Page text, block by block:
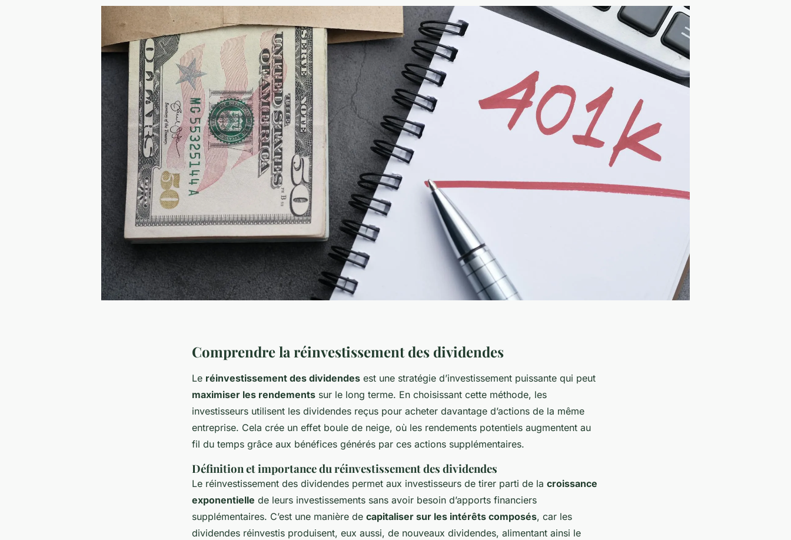
Comprendre la réinvestissement des dividendes
Le réinvestissement des dividendes est une stratégie d’investissement puissante qui peut
maximiser les rendements sur le long terme. En choisissant cette méthode, les
investisseurs utilisent les dividendes reçus pour acheter davantage d’actions de la même
entreprise. Cela crée un effet boule de neige, où les rendements potentiels augmentent au
fil du temps grâce aux bénéfices générés par ces actions supplémentaires.
Définition et importance du réinvestissement des dividendes
Le réinvestissement des dividendes permet aux investisseurs de tirer parti de la croissance
exponentielle de leurs investissements sans avoir besoin d’apports financiers
supplémentaires. C’est une manière de capitaliser sur les intérêts composés, car les
dividendes réinvestis produisent, eux aussi, de nouveaux dividendes, alimentant ainsi le